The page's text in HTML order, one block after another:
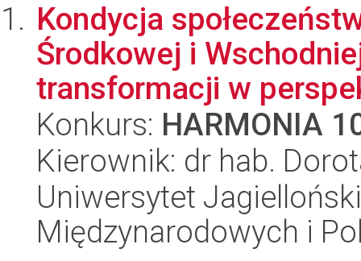
Kondycja
Środkowej i
transformacji w
Konkurs: HARMONIA
Kierownik: dr hab.
Uniwersytet
Międzynarodowych i